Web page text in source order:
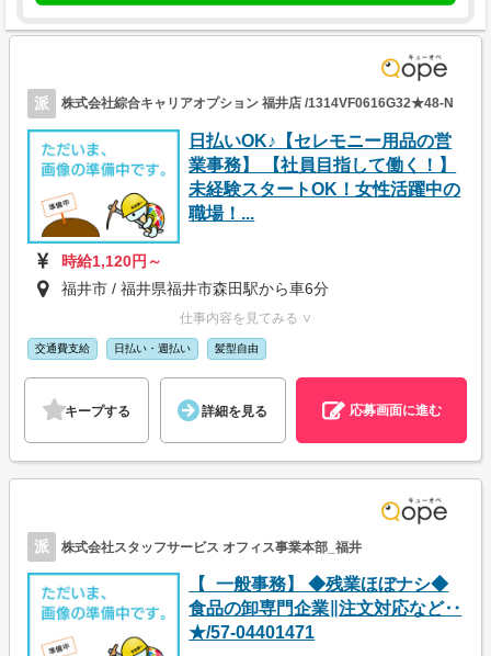
派 株式会社綜合キャリアオプション 福井店 /1314VF0616G32★48-N
日払いOK♪【セレモニー用品の営
業事務】 【社員目指して働く！】
未経験スタートOK！女性活躍中の
職場！...
時給1,120円～
福井市 / 福井県福井市森田駅から車6分
仕事内容を見てみる ∨
交通費支給 日払い・週払い 髪型自由
キープする 詳細を見る 応募画面に進む
派 株式会社スタッフサービス オフィス事業本部_福井
【_一般事務】 ◆残業ほぼナシ◆
食品の卸専門企業∥注文対応など‥
★/57-04401471